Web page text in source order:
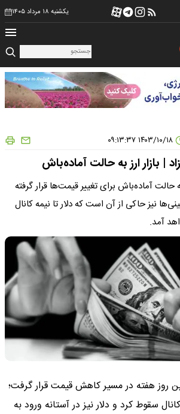
یکشنبه ۱۸ مرداد ۱۴۰۵
| بازار ارز به حالت آماده‌باش
حالت آماده‌باش برای تغییر قیمت‌ها قرار گرفته
نیز حاکی از آن است که دلار تا نیمه کانال
روز هفته در مسیر کاهش قیمت قرار گرفت؛
سقوط کرد و دلار نیز در آستانه ورود به